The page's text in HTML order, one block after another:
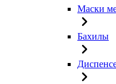
Маски
Бахилы